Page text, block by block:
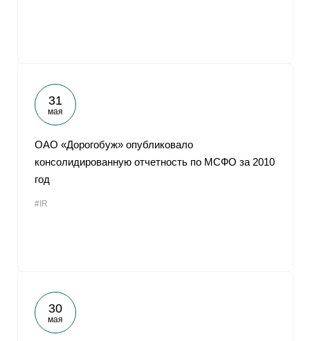
31
мая
ОАО «Дорогобуж» опубликовало
консолидированную отчетность по МСФО за 2010
год
#IR
30
мая